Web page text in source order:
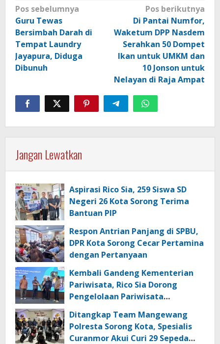
Navigasi
pos
Pos sebelumnya
Guru Tewas
Bersimbah Darah di
Tempat Laundry
Jayapura, Diduga
Dibunuh
Pos berikutnya
Di Pantai Numfor,
Waketum DPP Nasdem
Serahkan 50 Dompet
Ikan untuk UMKM dan
10 Jonson untuk
Nelayan di Raja Ampat
Jangan Lewatkan
Aspirasi Rico Sia, 259 Siswa SD
Negeri 26 Kota Sorong Terima
Bantuan PIP
Respon Antrian Panjang di SPBU,
DPR Kota Sorong Cecar Pertamina
dengan Pertanyaan
Kembali Gandeng Kementerian
Pariwisata, Rico Sia Dorong
Pengelolaan Pariwisata
Ditangkap Team Mangewang
Polresta Sorong Kota, Spesialis
Curanmor Akui Curi 29 Sepeda